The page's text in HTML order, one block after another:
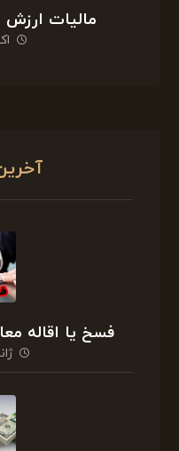
مالیات ارزش
فسخ یا اقاله